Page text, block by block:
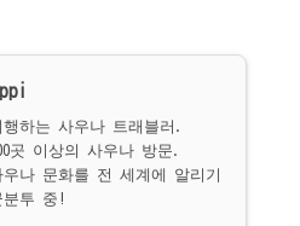
하는 사우나 트래블러.
곳 이상의 사우나 방문.
우나 문화를 전 세계에 알리기
분투 중!